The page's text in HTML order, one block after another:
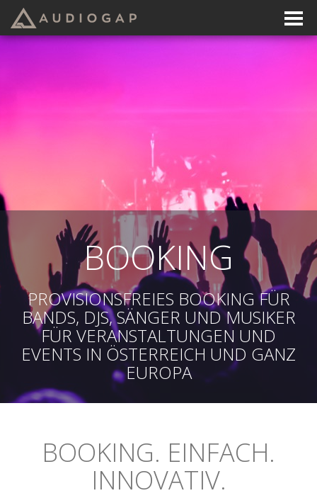
BOOKING
PROVISIONSFREIES BOOKING FÜR
BANDS, DJS, SÄNGER UND MUSIKER
FÜR VERANSTALTUNGEN UND
EVENTS IN ÖSTERREICH UND GANZ
EUROPA
BOOKING. EINFACH.
INNOVATIV.